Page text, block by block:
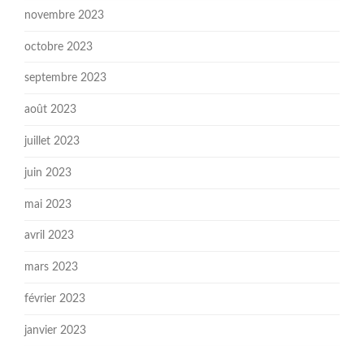
novembre 2023
octobre 2023
septembre 2023
août 2023
juillet 2023
juin 2023
mai 2023
avril 2023
mars 2023
février 2023
janvier 2023